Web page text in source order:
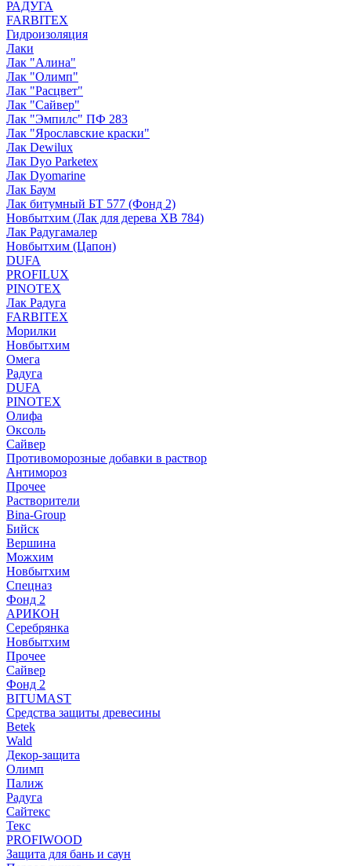
РАДУГА
FARBITEX
Гидроизоляция
Лаки
Лак "Алина"
Лак "Олимп"
Лак "Расцвет"
Лак "Сайвер"
Лак "Эмпилс" ПФ 283
Лак "Ярославские краски"
Лак Dewilux
Лак Dyo Parketex
Лак Dyomarine
Лак Баум
Лак битумный БТ 577 (Фонд 2)
Новбытхим (Лак для дерева ХВ 784)
Лак Радугамалер
Новбытхим (Цапон)
DUFA
PROFILUX
PINOTEX
Лак Радуга
FARBITEX
Морилки
Новбытхим
Омега
Радуга
DUFA
PINOTEX
Олифа
Оксоль
Сайвер
Противоморозные добавки в раствор
Антимороз
Прочее
Растворители
Bina-Group
Бийск
Вершина
Можхим
Новбытхим
Спецназ
Фонд 2
АРИКОН
Серебрянка
Новбытхим
Прочее
Сайвер
Фонд 2
BITUMAST
Средства защиты древесины
Betek
Wald
Декор-защита
Олимп
Палиж
Радуга
Сайтекс
Текс
PROFIWOOD
Защита для бань и саун